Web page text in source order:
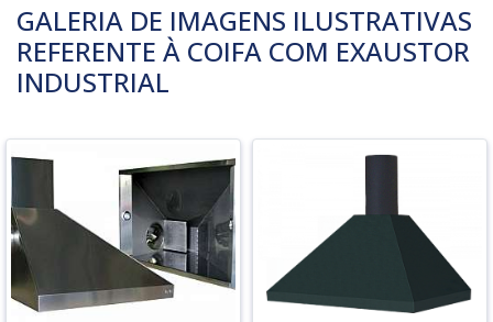
GALERIA DE IMAGENS ILUSTRATIVAS
REFERENTE À COIFA COM EXAUSTOR
INDUSTRIAL